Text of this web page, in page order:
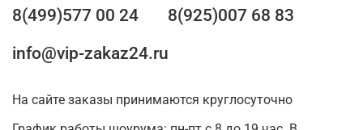
8(499)577 00 24
8(925)007 68 83
info@vip-zakaz24.ru
На сайте заказы принимаются круглосуточно